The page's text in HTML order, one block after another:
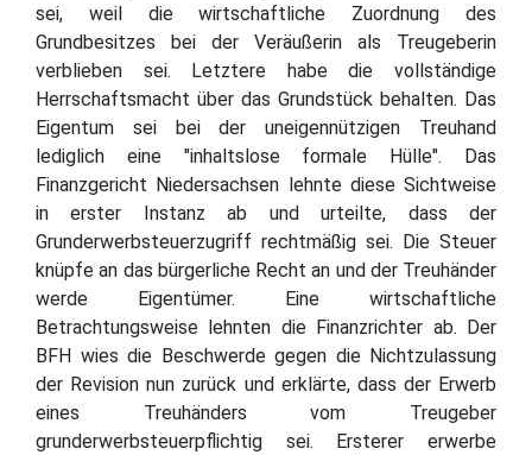
sei, weil die wirtschaftliche Zuordnung des
Grundbesitzes bei der Veräußerin als Treugeberin
verblieben sei. Letztere habe die vollständige
Herrschaftsmacht über das Grundstück behalten. Das
Eigentum sei bei der uneigennützigen Treuhand
lediglich eine "inhaltslose formale Hülle". Das
Finanzgericht Niedersachsen lehnte diese Sichtweise
in erster Instanz ab und urteilte, dass der
Grunderwerbsteuerzugriff rechtmäßig sei. Die Steuer
knüpfe an das bürgerliche Recht an und der Treuhänder
werde Eigentümer. Eine wirtschaftliche
Betrachtungsweise lehnten die Finanzrichter ab. Der
BFH wies die Beschwerde gegen die Nichtzulassung
der Revision nun zurück und erklärte, dass der Erwerb
eines Treuhänders vom Treugeber
grunderwerbsteuerpflichtig sei. Ersterer erwerbe